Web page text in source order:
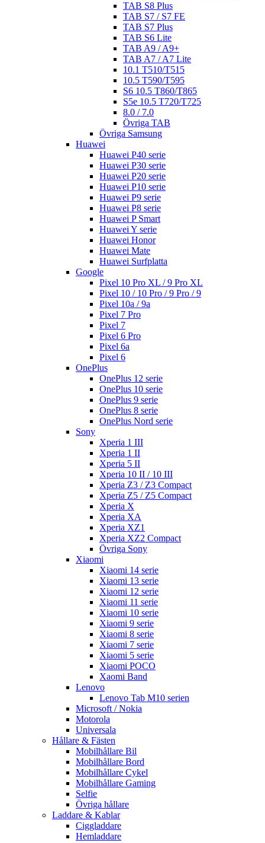
TAB S8 Plus
TAB S7 / S7 FE
TAB S7 Plus
TAB S6 Lite
TAB A9 / A9+
TAB A7 / A7 Lite
10.1 T510/T515
10.5 T590/T595
S6 10.5 T860/T865
S5e 10.5 T720/T725
8.0 / 7.0
Övriga TAB
Övriga Samsung
Huawei
Huawei P40 serie
Huawei P30 serie
Huawei P20 serie
Huawei P10 serie
Huawei P9 serie
Huawei P8 serie
Huawei P Smart
Huawei Y serie
Huawei Honor
Huawei Mate
Huawei Surfplatta
Google
Pixel 10 Pro XL / 9 Pro XL
Pixel 10 / 10 Pro / 9 Pro / 9
Pixel 10a / 9a
Pixel 7 Pro
Pixel 7
Pixel 6 Pro
Pixel 6a
Pixel 6
OnePlus
OnePlus 12 serie
OnePlus 10 serie
OnePlus 9 serie
OnePlus 8 serie
OnePlus Nord serie
Sony
Xperia 1 III
Xperia 1 II
Xperia 5 II
Xperia 10 II / 10 III
Xperia Z3 / Z3 Compact
Xperia Z5 / Z5 Compact
Xperia X
Xperia XA
Xperia XZ1
Xperia XZ2 Compact
Övriga Sony
Xiaomi
Xiaomi 14 serie
Xiaomi 13 serie
Xiaomi 12 serie
Xiaomi 11 serie
Xiaomi 10 serie
Xiaomi 9 serie
Xiaomi 8 serie
Xiaomi 7 serie
Xiaomi 5 serie
Xiaomi POCO
Xaomi Band
Lenovo
Lenovo Tab M10 serien
Microsoft / Nokia
Motorola
Universala
Hållare & Fästen
Mobilhållare Bil
Mobilhållare Bord
Mobilhållare Cykel
Mobilhållare Gaming
Selfie
Övriga hållare
Laddare & Kablar
Ciggladdare
Hemladdare